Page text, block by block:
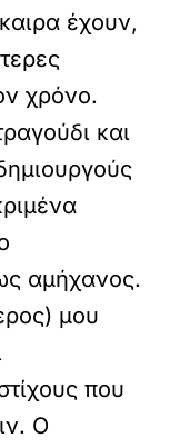
έχουν,
χρόνο.
και
αμήχανος.
μου
που
Ο